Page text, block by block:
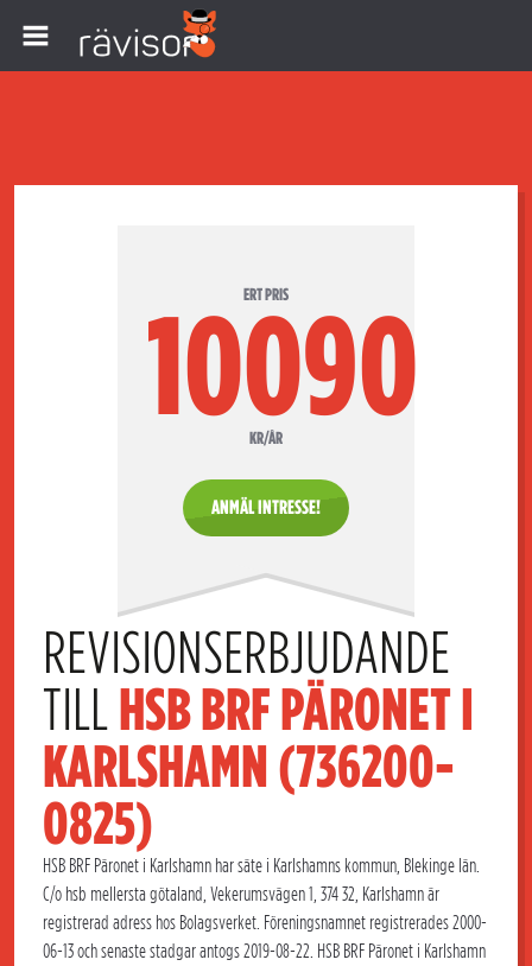
ERT PRIS
10090
KR/ÅR
ANMÄL INTRESSE!
REVISIONSERBJUDANDE
TILL HSB BRF PÄRONET I
KARLSHAMN (736200-
0825)
HSB BRF Päronet i Karlshamn har säte i Karlshamns kommun, Blekinge län.
C/o hsb mellersta götaland, Vekerumsvägen 1, 374 32, Karlshamn är
registrerad adress hos Bolagsverket. Föreningsnamnet registrerades 2000-
06-13 och senaste stadgar antogs 2019-08-22. HSB BRF Päronet i Karlshamn